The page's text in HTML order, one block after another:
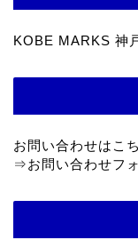
KOBE MARKS 神
お問い合わせはこ
⇒お問い合わせフ